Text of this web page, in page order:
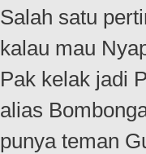
Salah satu
kalau mau
Pak kelak jadi
alias
punya teman